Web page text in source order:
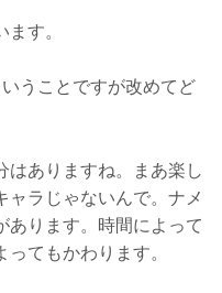
す。
うことですが改めてど
ありますね。まあ楽し
ャラじゃないんで。ナメ
あります。時間によって
てもかわります。